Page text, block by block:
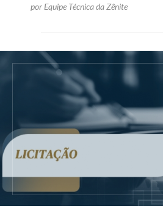
por Equipe Técnica da Zênite